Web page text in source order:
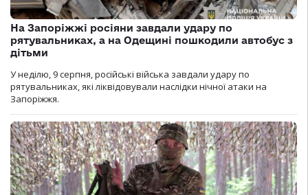
На Запоріжжі росіяни завдали удару по
рятувальниках, а на Одещині пошкодили автобус з
дітьми
У неділю, 9 серпня, російські війська завдали удару по
рятувальниках, які ліквідовували наслідки нічної атаки на
Запоріжжя.